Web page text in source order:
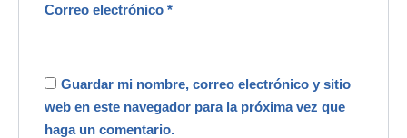
Correo electrónico*
Guardar mi nombre, correo electrónico y sitio
web en este navegador para la próxima vez que
haga un comentario.